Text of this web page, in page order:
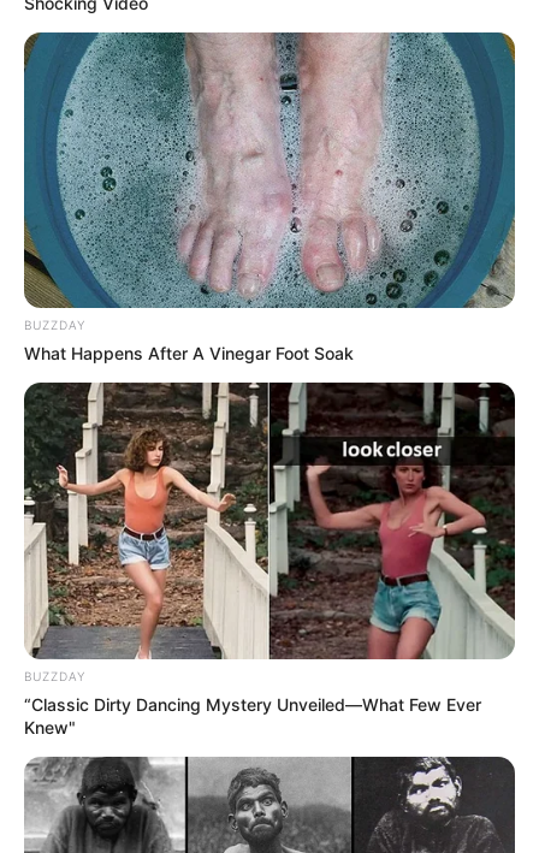
BUZZDAY
What Happens After A Vinegar Foot Soak
BUZZDAY
“Classic Dirty Dancing Mystery Unveiled—What Few Ever
Knew"